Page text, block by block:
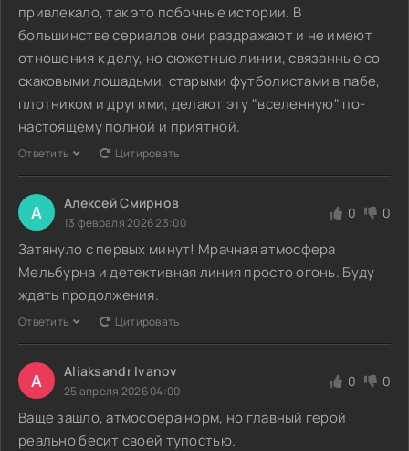
привлекало, так это побочные истории. В
большинстве сериалов они раздражают и не имеют
отношения к делу, но сюжетные линии, связанные со
скаковыми лошадьми, старыми футболистами в пабе,
плотником и другими, делают эту "вселенную" по-
настоящему полной и приятной.
Ответить Цитировать
А Алексей Смирнов
13 февраля 2026 23:00
0 0
Затянуло с первых минут! Мрачная атмосфера
Мельбурна и детективная линия просто огонь. Буду
ждать продолжения.
Ответить Цитировать
A Aliaksandr Ivanov
25 апреля 2026 04:00
0 0
Ваще зашло, атмосфера норм, но главный герой
реально бесит своей тупостью.